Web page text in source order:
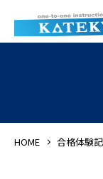
HOME 合格体験記